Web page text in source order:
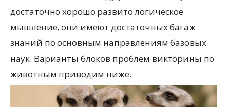
достаточно хорошо развито логическое
мышление, они имеют достаточных багаж
знаний по основным направлениям базовых
наук. Варианты блоков проблем викторины по
животным приводим ниже.